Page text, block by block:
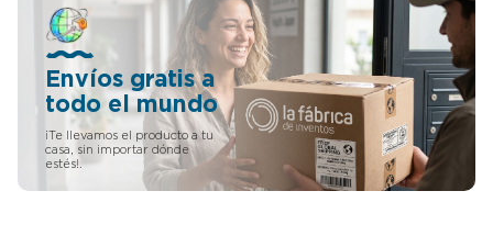
Envíos gratis a
todo el mundo
¡Te llevamos el producto a tu
casa, sin importar dónde
estés!.